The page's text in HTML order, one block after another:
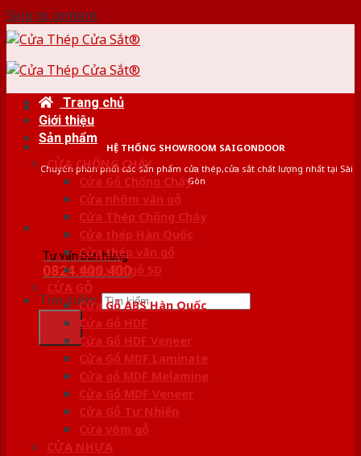
Skip to content
HỆ THỐNG SHOWROOM SAIGONDOOR
Chuyên phân phối các sản phẩm cửa thép,cửa sắt chất lượng nhất tại Sài
Gòn
Tư vấn bán hàng
0824.400.400
Tìm kiếm:
Trang chủ
Giới thiệu
Sản phẩm
CỬA CHỐNG CHÁY
Cửa Gỗ Chống Cháy
Cửa nhôm vân gỗ
Cửa Thép Chống Cháy
Cửa thép Hàn Quốc
Cửa thép vân gỗ
Cửa vân gỗ 5D
CỬA GỖ
Cửa Gỗ ABS Hàn Quốc
Cửa Gỗ HDF
Cửa Gỗ HDF Veneer
Cửa Gỗ MDF Laminate
Cửa gỗ MDF Melamine
Cửa Gỗ MDF Veneer
Cửa Gỗ Tự Nhiên
Cửa vòm gỗ
CỬA NHỰA